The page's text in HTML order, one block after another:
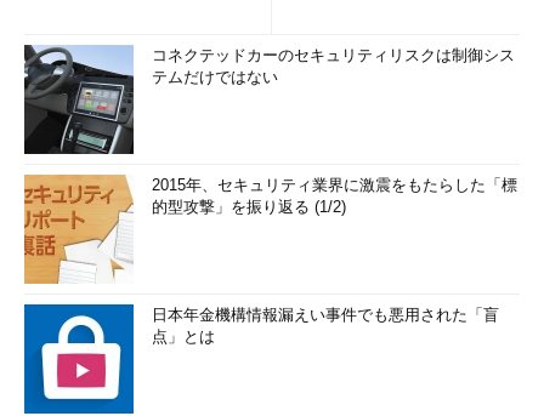
コネクテッドカーのセキュリティリスクは制御シス
テムだけではない
2015年、セキュリティ業界に激震をもたらした「標
的型攻撃」を振り返る (1/2)
日本年金機構情報漏えい事件でも悪用された「盲
点」とは